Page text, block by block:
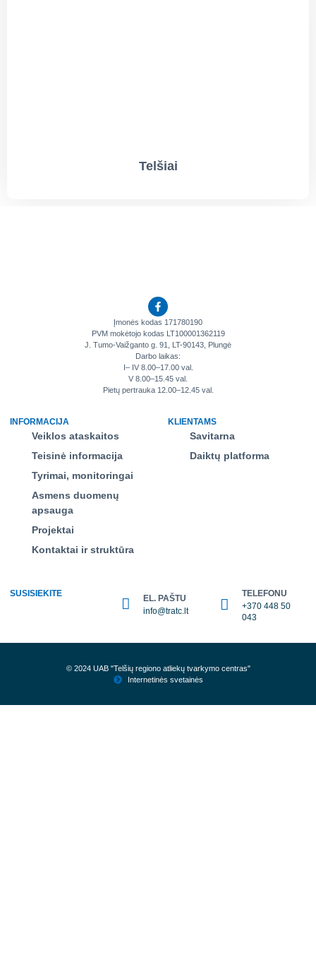
Telšiai
Įmonės kodas 171780190
PVM mokėtojo kodas LT100001362119
J. Tumo-Vaižganto g. 91, LT-90143, Plungė
Darbo laikas:
I– IV 8.00–17.00 val.
V 8.00–15.45 val.
Pietų pertrauka 12.00–12.45 val.
INFORMACIJA
Veiklos ataskaitos
Teisinė informacija
Tyrimai, monitoringai
Asmens duomenų
apsauga
Projektai
Kontaktai ir struktūra
KLIENTAMS
Savitarna
Daiktų platforma
SUSISIEKITE
EL. PAŠTU
info@tratc.lt
TELEFONU
+370 448 50
043
© 2024 UAB "Telšių regiono atliekų tvarkymo centras"
Internetinės svetainės